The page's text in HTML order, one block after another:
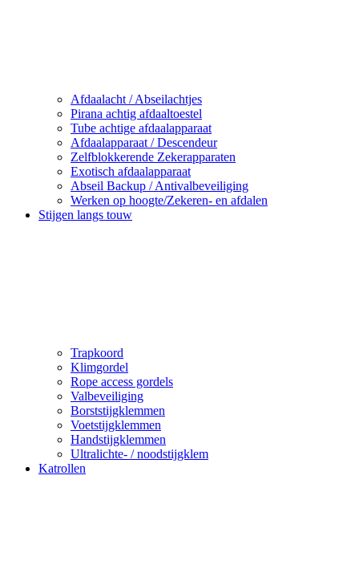
Afdaalacht / Abseilachtjes
Pirana achtig afdaaltoestel
Tube achtige afdaalapparaat
Afdaalapparaat / Descendeur
Zelfblokkerende Zekerapparaten
Exotisch afdaalapparaat
Abseil Backup / Antivalbeveiliging
Werken op hoogte/Zekeren- en afdalen
Stijgen langs touw
Trapkoord
Klimgordel
Rope access gordels
Valbeveiliging
Borststijgklemmen
Voetstijgklemmen
Handstijgklemmen
Ultralichte- / noodstijgklem
Katrollen